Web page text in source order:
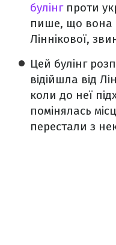
булінгпроти
пише, що вона
Ліннікової,
Цей булінг
відійшла від
коли до неї
помінялась
перестали з